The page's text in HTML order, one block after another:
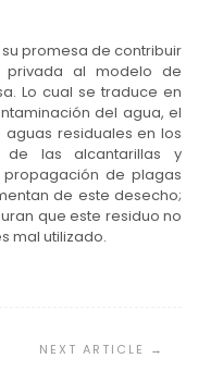
su promesa de contribuir
al modelo de
Lo cual se traduce en
del agua, el
residuales en los
de las alcantarillas y
de plagas
de este desecho;
que este residuo no
mal utilizado.